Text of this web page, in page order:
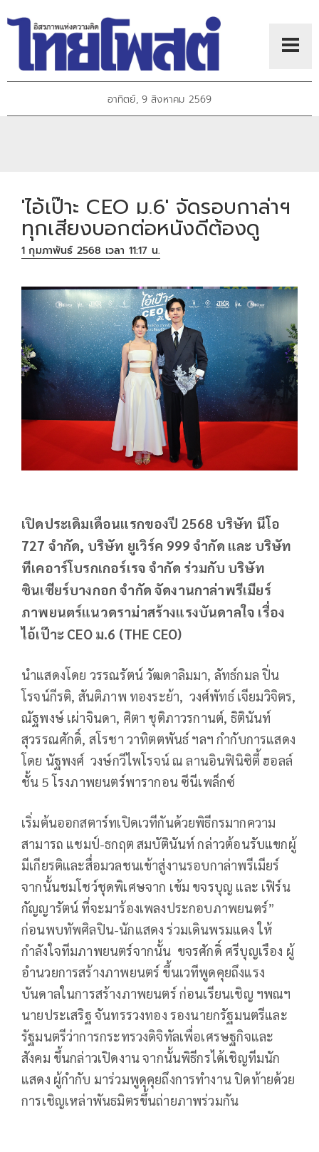
อาทิตย์, 9 สิงหาคม 2569
'ไอ้เป๊าะ CEO ม.6' จัดรอบกาล่าฯ
ทุกเสียงบอกต่อหนังดีต้องดู
1 กุมภาพันธ์ 2568 เวลา 11:17 น.
เปิดประเดิมเดือนแรกของปี 2568 บริษัท นีโอ
727 จำกัด, บริษัท ยูเวิร์ค 999 จำกัด และ บริษัท
ทีเคอาร์โบรกเกอร์เรจ จำกัด ร่วมกับ บริษัท
ซินเซียร์บางกอก จำกัด จัดงานกาล่าพรีเมียร์
ภาพยนตร์แนวดราม่าสร้างแรงบันดาลใจ เรื่อง
ไอ้เป๊าะ CEO ม.6 (THE CEO)
นำแสดงโดย วรรณรัตน์ วัฒดาลิมมา, ลัทธ์กมล ปิ่น
โรจน์กีรติ, สันติภาพ ทองระย้า, วงศ์พัทธ์ เจียมวิจิตร,
ณัฐพงษ์ เผ่าจินดา, ศิตา ชุติภาวรกานต์, ธิตินันท์
สุวรรณศักดิ์, สโรชา วาทิตตพันธ์ ฯลฯ กำกับการแสดง
โดย นัฐพงศ์ วงษ์กวีไพโรจน์ ณ ลานอินฟินิซิตี้ ฮอลล์
ชั้น 5 โรงภาพยนตร์พารากอน ซีนีเพล็กซ์
เริ่มต้นออกสตาร์ทเปิดเวทีกันด้วยพิธีกรมากความ
สามารถ แชมป์-ธกฤต สมบัตินันท์ กล่าวต้อนรับแขกผู้
มีเกียรติและสื่อมวลชนเข้าสู่งานรอบกาล่าพรีเมียร์
จากนั้นชมโชว์ชุดพิเศษจาก เข้ม ขจรบุญ และ เฟิร์น
กัญญารัตน์ ที่จะมาร้องเพลงประกอบภาพยนตร์”
ก่อนพบทัพศิลปิน-นักแสดง ร่วมเดินพรมแดง ให้
กำลังใจทีมภาพยนตร์จากนั้น ขจรศักดิ์ ศรีบุญเรือง ผู้
อำนวยการสร้างภาพยนตร์ ขึ้นเวทีพูดคุยถึงแรง
บันดาลในการสร้างภาพยนตร์ ก่อนเรียนเชิญ ฯพณฯ
นายประเสริฐ จันทรรวงทอง รองนายกรัฐมนตรีและ
รัฐมนตรีว่าการกระทรวงดิจิทัลเพื่อเศรษฐกิจและ
สังคม ขึ้นกล่าวเปิดงาน จากนั้นพิธีกรได้เชิญทีมนัก
แสดง ผู้กำกับ มาร่วมพูดุคุยถึงการทำงาน ปิดท้ายด้วย
การเชิญเหล่าพันธมิตรขึ้นถ่ายภาพร่วมกัน